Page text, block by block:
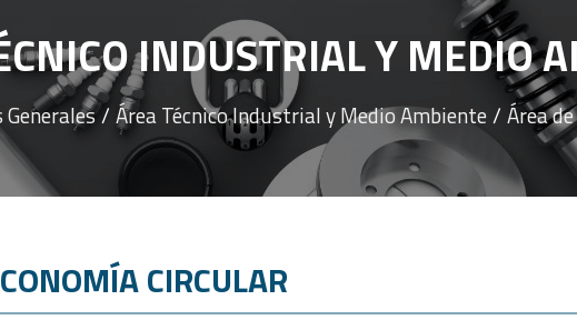
INDUSTRIAL Y MEDIO
Área Técnico Industrial y Medio Ambiente Área
CIRCULAR